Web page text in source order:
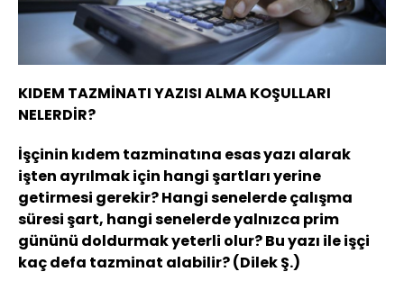
KIDEM TAZMİNATI YAZISI ALMA KOŞULLARI
NELERDİR?
İşçinin kıdem tazminatına esas yazı alarak
işten ayrılmak için hangi şartları yerine
getirmesi gerekir? Hangi senelerde çalışma
süresi şart, hangi senelerde yalnızca prim
gününü doldurmak yeterli olur? Bu yazı ile işçi
kaç defa tazminat alabilir? (Dilek Ş.)